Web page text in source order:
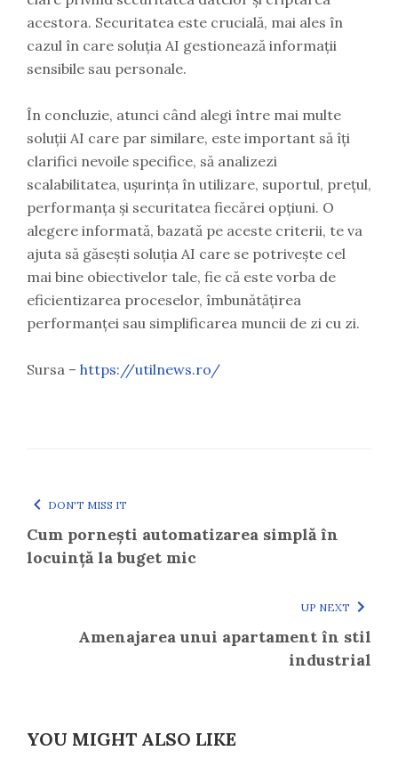
acestora. Securitatea este crucială, mai ales în
cazul în care soluția AI gestionează informații
sensibile sau personale.
În concluzie, atunci când alegi între mai multe
soluții AI care par similare, este important să îți
clarifici nevoile specifice, să analizezi
scalabilitatea, ușurința în utilizare, suportul, prețul,
performanța și securitatea fiecărei opțiuni. O
alegere informată, bazată pe aceste criterii, te va
ajuta să găsești soluția AI care se potrivește cel
mai bine obiectivelor tale, fie că este vorba de
eficientizarea proceselor, îmbunătățirea
performanței sau simplificarea muncii de zi cu zi.
Sursa – https://utilnews.ro/
DON'T MISS IT
Cum pornești automatizarea simplă în
locuință la buget mic
UP NEXT
Amenajarea unui apartament în stil
industrial
YOU MIGHT ALSO LIKE